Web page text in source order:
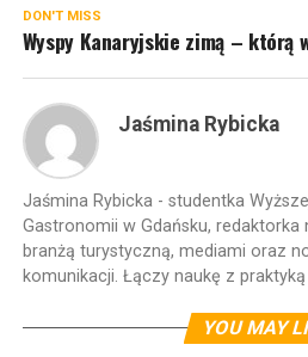
DON'T MISS
Wyspy Kanaryjskie zimą – którą
Jaśmina Rybicka
Jaśmina Rybicka - studentka
Gastronomii w Gdańsku, redaktorka
branżą turystyczną, mediami oraz
komunikacji. Łączy naukę z
YOU MAY